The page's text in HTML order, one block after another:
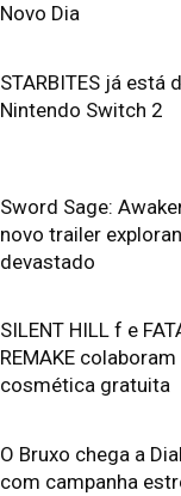
Novo Dia
STARBITES já está
Nintendo Switch 2
Sword Sage:
novo trailer
devastado
SILENT HILL f e
REMAKE colaboram
cosmética gratuita
O Bruxo chega a
com campanha